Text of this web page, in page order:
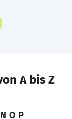
A bis Z
N O P